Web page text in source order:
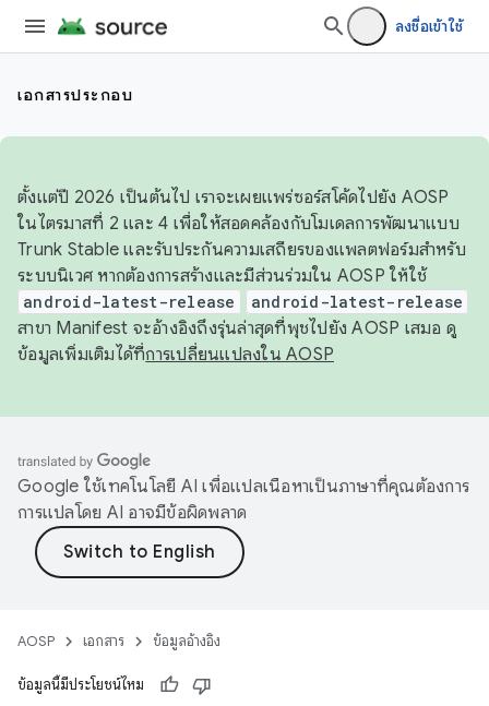
ลงชื่อเข้าใช้
เอกสารประกอบ
ตั้งแต่ปี 2026 เป็นต้นไป เราจะเผยแพร่ซอร์สโค้ดไปยัง AOSP
ในไตรมาสที่ 2 และ 4 เพื่อให้สอดคล้องกับโมเดลการพัฒนาแบบ
Trunk Stable และรับประกันความเสถียรของแพลตฟอร์มสำหรับ
ระบบนิเวศ หากต้องการสร้างและมีส่วนร่วมใน AOSP ให้ใช้
android-latest-release android-latest-release
สาขา Manifest จะอ้างอิงถึงรุ่นล่าสุดที่พุชไปยัง AOSP เสมอ ดู
ข้อมูลเพิ่มเติมได้ที่การเปลี่ยนแปลงใน AOSP
Google ใช้เทคโนโลยี AI เพื่อแปลเนื้อหาเป็นภาษาที่คุณต้องการ
การแปลโดย AI อาจมีข้อผิดพลาด
AOSP เอกสาร ข้อมูลอ้างอิง
ข้อมูลนี้มีประโยชน์ไหม